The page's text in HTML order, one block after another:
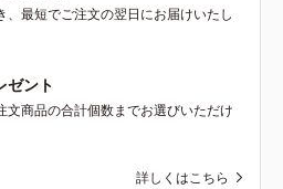
、最短でご注文の翌日にお届けいたし
ゼント
文商品の合計個数までお選びいただけ
詳しくはこちら